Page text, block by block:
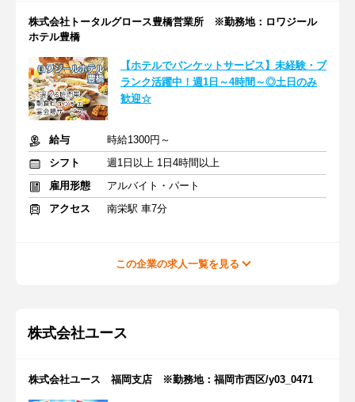
株式会社トータルグロース豊橋営業所 ※勤務地：ロワジール
ホテル豊橋
【ホテルでバンケットサービス】未経験・ブ
ランク活躍中！週1日～4時間～◎土日のみ
歓迎☆
給与
時給1300円～
シフト
週1日以上 1日4時間以上
雇用形態
アルバイト・パート
アクセス
南栄駅 車7分
この企業の求人一覧を見る
株式会社ユース
株式会社ユース 福岡支店 ※勤務地：福岡市西区/y03_0471